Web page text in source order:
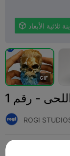
 ثلاثية الأبعاد
GIF
- رقم 1
ROGI
Print Settings (4)